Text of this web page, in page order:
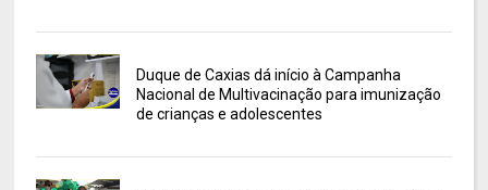
Duque de Caxias dá início à Campanha
Nacional de Multivacinação para imunização
de crianças e adolescentes